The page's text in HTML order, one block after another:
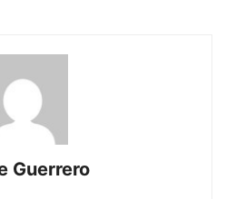
Guerrero